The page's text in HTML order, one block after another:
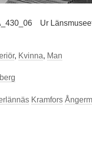
Ur
, Kvinna, Man
Kramfors